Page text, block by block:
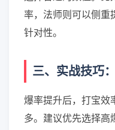
率，法师则可以侧重
针对性。
三、实战技巧
爆率提升后，打宝效
多。建议优先选择高